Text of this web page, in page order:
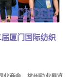
厦门国际纺织